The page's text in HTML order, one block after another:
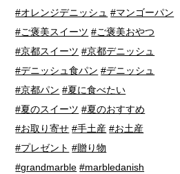
#オレンジデニッシュ #マンゴーパン
#ご褒美スイーツ #ご褒美おやつ
#京都スイーツ #京都デニッシュ
#デニッシュ食パン #デニッシュ
#京都パン #夏に食べたい
#夏のスイーツ #夏のおすすめ
#お取り寄せ #手土産 #お土産
#プレゼント #贈り物
#grandmarble #marbledanish